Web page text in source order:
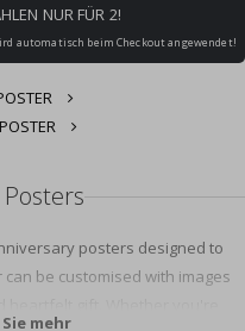
NUR FÜR 2!
automatisch beim Checkout angewendet!
posters designed to
be customised with images
mehr